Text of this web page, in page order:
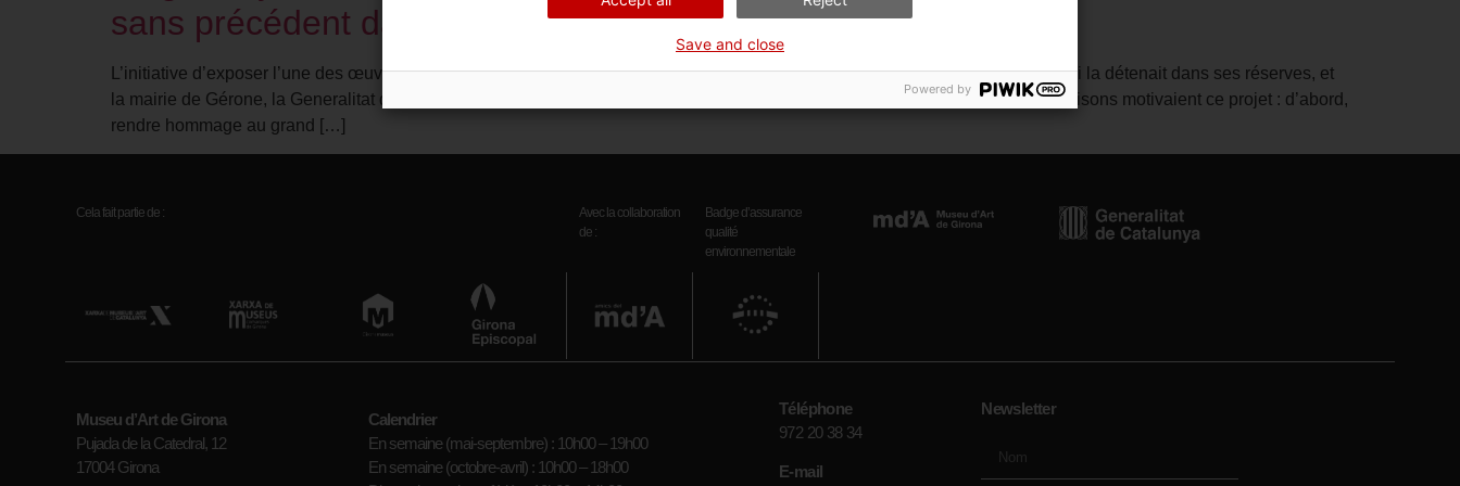
sans précédent dans notre pays
L’initiative d’exposer l’une des œuvres emblématiques de Ramon Martí Alsina était née d’une collaboration entre le MNAC, qui la détenait dans ses réserves, et
la mairie de Gérone, la Generalitat de Catalunya et la Caixa de Girona, qui prit en charge les frais de restauration. Plusieurs raisons motivaient ce projet : d’abord,
rendre hommage au grand […]
Cela fait partie de :
Avec la collaboration
de :
Badge d’assurance
qualité
environnementale
Museu d’Art de Girona
Pujada de la Catedral, 12
17004 Girona
Calendrier
En semaine (mai-septembre) : 10h00 – 19h00
En semaine (octobre-avril) : 10h00 – 18h00
Téléphone
972 20 38 34
E-mail
Newsletter
Save and close
Powered by